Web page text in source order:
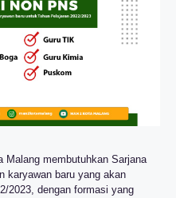
Malang membutuhkan Sarjana
karyawan baru yang akan
2023, dengan formasi yang